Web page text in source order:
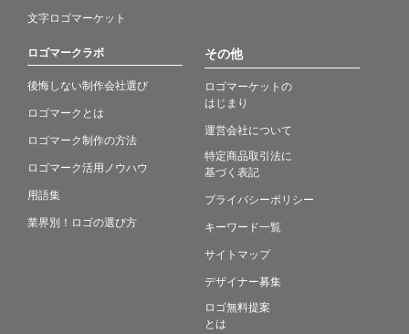
文字ロゴマーケット
ロゴマークラボ
後悔しない制作会社選び
ロゴマークとは
ロゴマーク制作の方法
ロゴマーク活用ノウハウ
用語集
業界別！ロゴの選び方
その他
ロゴマーケットの
はじまり
運営会社について
特定商品取引法に
基づく表記
プライバシーポリシー
キーワード一覧
サイトマップ
デザイナー募集
ロゴ無料提案
とは